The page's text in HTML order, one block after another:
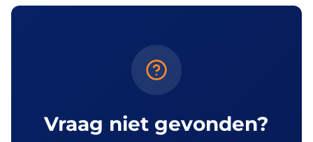
wij apart tegen kostprijs. Bekijk alleprijsvragen.
Vraag niet gevonden?